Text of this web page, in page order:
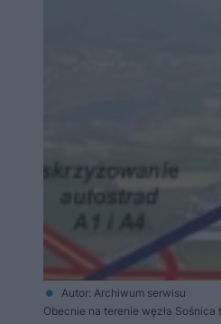
Autor: Archiwum serwisu
Obecnie na terenie węzła